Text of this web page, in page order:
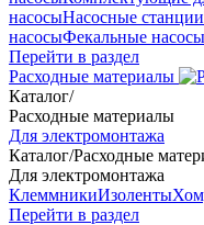
насосыНасосные станции
насосыФекальные насосы
Перейти в раздел
Расходные материалы
Каталог/
Расходные материалы
Для электромонтажа
Каталог/Расходные
Для электромонтажа
КлеммникиИзоленты
Перейти в раздел